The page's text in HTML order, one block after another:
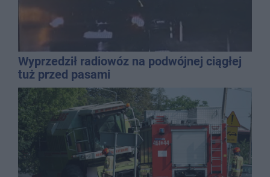
Wyprzedził radiowóz na podwójnej ciągłej
tuż przed pasami